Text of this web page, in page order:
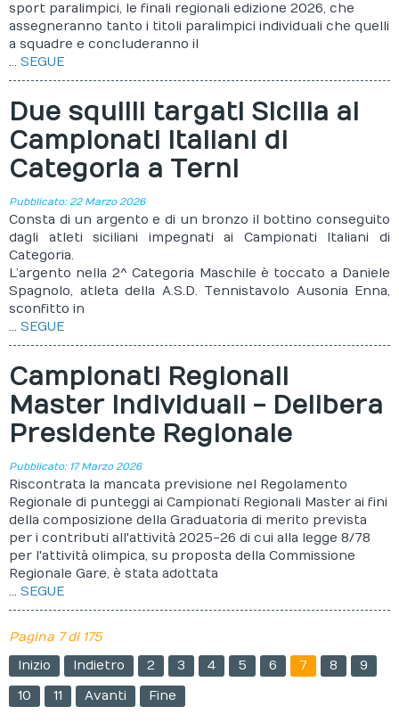
sport paralimpici, le finali regionali edizione 2026, che
assegneranno tanto i titoli paralimpici individuali che quelli
a squadre e concluderanno il
... SEGUE
Due squilli targati Sicilia ai
Campionati Italiani di
Categoria a Terni
Pubblicato: 22 Marzo 2026
Consta di un argento e di un bronzo il bottino conseguito
dagli atleti siciliani impegnati ai Campionati Italiani di
Categoria.
L’argento nella 2^ Categoria Maschile è toccato a Daniele
Spagnolo, atleta della A.S.D. Tennistavolo Ausonia Enna,
sconfitto in
... SEGUE
Campionati Regionali
Master Individuali - Delibera
Presidente Regionale
Pubblicato: 17 Marzo 2026
Riscontrata la mancata previsione nel Regolamento
Regionale di punteggi ai Campionati Regionali Master ai fini
della composizione della Graduatoria di merito prevista
per i contributi all'attività 2025-26 di cui alla legge 8/78
per l'attività olimpica, su proposta della Commissione
Regionale Gare, è stata adottata
... SEGUE
Pagina 7 di 175
Inizio
Indietro 2 3 4 5 6 7 8
9
10
11 Avanti Fine